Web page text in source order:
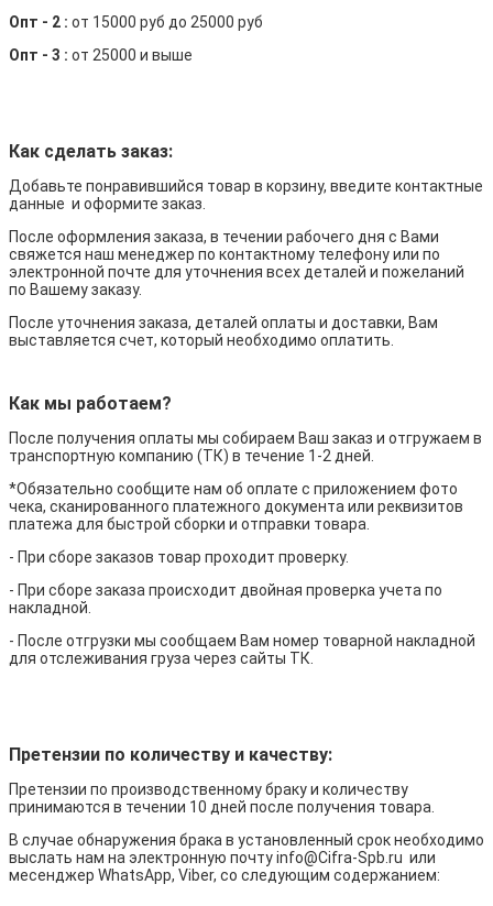
Опт - 2 : от 15000 руб до 25000 руб
Опт - 3 : от 25000 и выше
Как сделать заказ:
Добавьте понравившийся товар в корзину, введите контактные
данные и оформите заказ.
После оформления заказа, в течении рабочего дня с Вами
свяжется наш менеджер по контактному телефону или по
электронной почте для уточнения всех деталей и пожеланий
по Вашему заказу.
После уточнения заказа, деталей оплаты и доставки, Вам
выставляется счет, который необходимо оплатить.
Как мы работаем?
После получения оплаты мы собираем Ваш заказ и отгружаем в
транспортную компанию (ТК) в течение 1-2 дней.
*Обязательно сообщите нам об оплате с приложением фото
чека, сканированного платежного документа или реквизитов
платежа для быстрой сборки и отправки товара.
- При сборе заказов товар проходит проверку.
- При сборе заказа происходит двойная проверка учета по
накладной.
- После отгрузки мы сообщаем Вам номер товарной накладной
для отслеживания груза через сайты ТК.
Претензии по количеству и качеству:
Претензии по производственному браку и количеству
принимаются в течении 10 дней после получения товара.
В случае обнаружения брака в установленный срок необходимо
выслать нам на электронную почту info@Cifra-Spb.ru или
месенджер WhatsApp, Viber, со следующим содержанием: